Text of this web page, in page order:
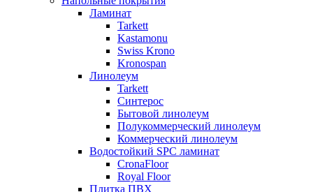
Ламинат
Tarkett
Kastamonu
Swiss Krono
Kronospan
Линолеум
Tarkett
Синтерос
Бытовой линолеум
Полукоммерческий линолеум
Коммерческий линолеум
Водостойкий SPC ламинат
CronaFloor
Royal Floor
Плитка ПВХ